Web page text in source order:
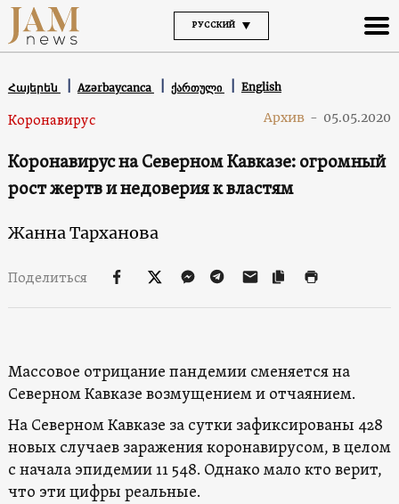
РУССКИЙ
Հայերեն Azərbaycanca ქართული English
Коронавирус Архив - 05.05.2020
Коронавирус на Северном Кавказе: огромный
рост жертв и недоверия к властям
Жанна Тарханова
Поделиться
Массовое отрицание пандемии сменяется на
Северном Кавказе возмущением и отчаянием.
На Северном Кавказе за сутки зафиксированы 428
новых случаев заражения коронавирусом, в целом
с начала эпидемии 11 548. Однако мало кто верит,
что эти цифры реальные.